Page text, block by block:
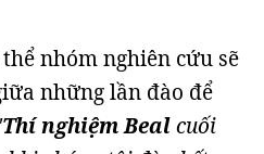
nhóm nghiên cứu sẽ
những lần đào để
Thí nghiệm Bealcuối